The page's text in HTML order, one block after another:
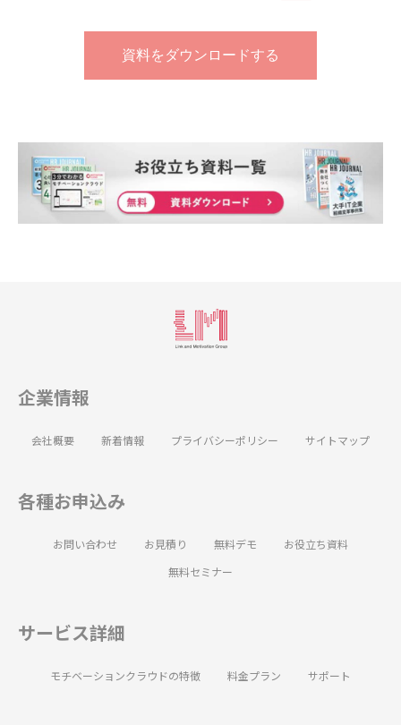
企業情報
会社概要 新着情報 プライバシーポリシー サイトマップ
各種お申込み
お問い合わせ お見積り 無料デモ
お役立ち資料
無料セミナー
サービス詳細
モチベーションクラウドの特徴 料金プラン サポート